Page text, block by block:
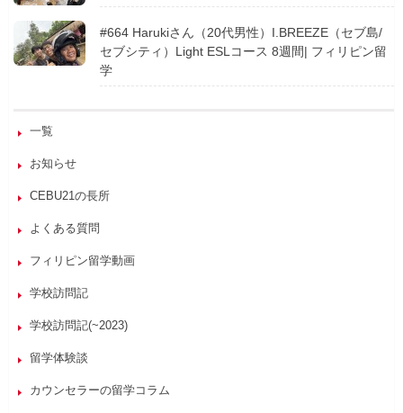
#664 Harukiさん（20代男性）I.BREEZE（セブ島/
セブシティ）Light ESLコース 8週間| フィリピン留
学
一覧
お知らせ
CEBU21の長所
よくある質問
フィリピン留学動画
学校訪問記
学校訪問記(~2023)
留学体験談
カウンセラーの留学コラム